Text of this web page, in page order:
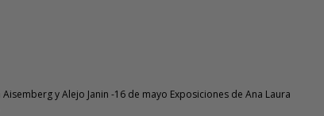
y Alejo Janin -16 de mayo Exposiciones de Ana Laura